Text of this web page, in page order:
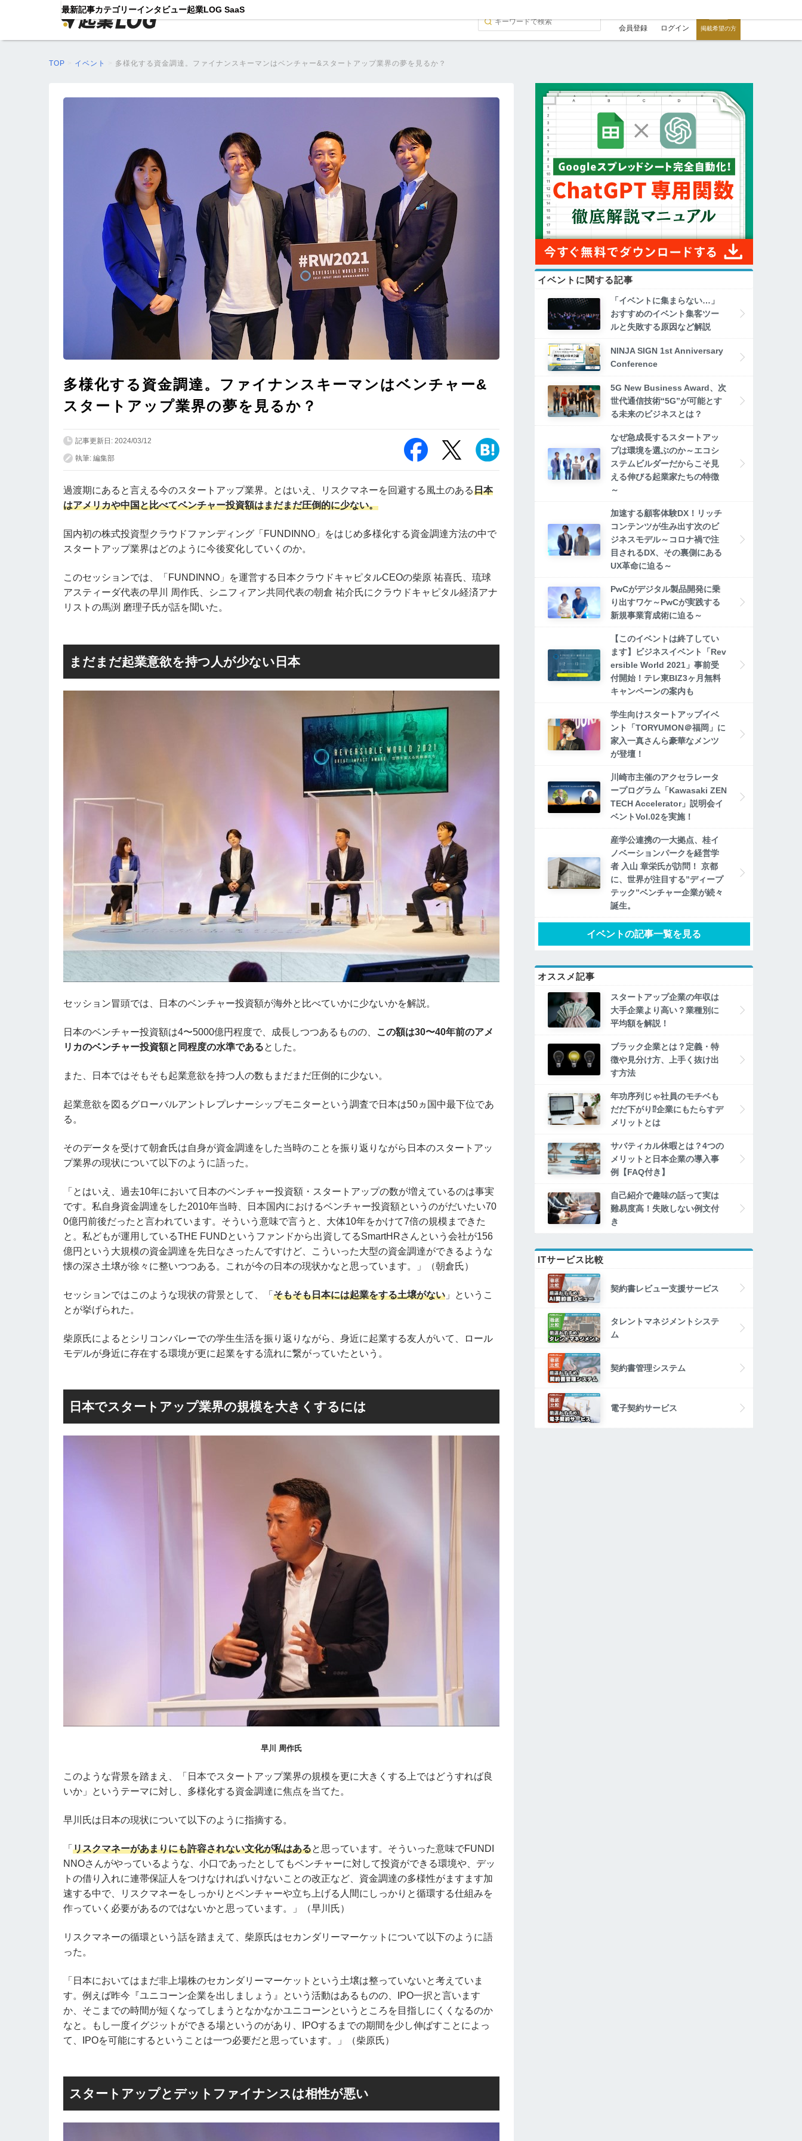
最新記事カテゴリーインタビュー起業LOG SaaS
会員登録 ログイン 掲載希望の方
TOP イベント 多様化する資金調達。ファイナンスキーマンはベンチャー&スタートアップ業界の夢を見るか？
多様化する資金調達。ファイナンスキーマンはベンチャー&
スタートアップ業界の夢を見るか？
記事更新日: 2024/03/12
執筆: 編集部
過渡期にあると言える今のスタートアップ業界。とはいえ、リスクマネーを回避する風土のある日本
はアメリカや中国と比べてベンチャー投資額はまだまだ圧倒的に少ない。
国内初の株式投資型クラウドファンディング「FUNDINNO」をはじめ多様化する資金調達方法の中で
スタートアップ業界はどのように今後変化していくのか。
このセッションでは、「FUNDINNO」を運営する日本クラウドキャピタルCEOの柴原 祐喜氏、琉球
アスティーダ代表の早川 周作氏、シニフィアン共同代表の朝倉 祐介氏にクラウドキャピタル経済アナ
リストの馬渕 磨理子氏が話を聞いた。
まだまだ起業意欲を持つ人が少ない日本
セッション冒頭では、日本のベンチャー投資額が海外と比べていかに少ないかを解説。
日本のベンチャー投資額は4〜5000億円程度で、成長しつつあるものの、
この額は30〜40年前のアメ
リカのベンチャー投資額と同程度の水準であるとした。
また、日本ではそもそも起業意欲を持つ人の数もまだまだ圧倒的に少ない。
起業意欲を図るグローバルアントレプレナーシップモニターという調査で日本は50ヵ国中最下位であ
る。
そのデータを受けて朝倉氏は自身が資金調達をした当時のことを振り返りながら日本のスタートアッ
プ業界の現状について以下のように語った。
「とはいえ、過去10年において日本のベンチャー投資額・スタートアップの数が増えているのは事実
です。私自身資金調達をした2010年当時、日本国内におけるベンチャー投資額というのがだいたい70
0億円前後だったと言われています。そういう意味で言うと、大体10年をかけて7倍の規模まできた
と。私どもが運用しているTHE FUNDというファンドから出資してるSmartHRさんという会社が156
億円という大規模の資金調達を先日なさったんですけど、こういった大型の資金調達ができるような
懐の深さ土壌が徐々に整いつつある。これが今の日本の現状かなと思っています。」（朝倉氏）
セッションではこのような現状の背景として、「 そもそも日本には起業をする土壌がない 」というこ
とが挙げられた。
柴原氏によるとシリコンバレーでの学生生活を振り返りながら、身近に起業する友人がいて、ロール
モデルが身近に存在する環境が更に起業をする流れに繋がっていたという。
日本でスタートアップ業界の規模を大きくするには
早川 周作氏
このような背景を踏まえ、「日本でスタートアップ業界の規模を更に大きくする上ではどうすれば良
いか」というテーマに対し、多様化する資金調達に焦点を当てた。
早川氏は日本の現状について以下のように指摘する。
「 リスクマネーがあまりにも許容されない文化が私はあると思っています。そういった意味でFUNDI
NNOさんがやっているような、小口であったとしてもベンチャーに対して投資ができる環境や、デッ
トの借り入れに連帯保証人をつけなければいけないことの改正など、資金調達の多様性がますます加
速する中で、リスクマネーをしっかりとベンチャーや立ち上げる人間にしっかりと循環する仕組みを
作っていく必要があるのではないかと思っています。」（早川氏）
リスクマネーの循環という話を踏まえて、柴原氏はセカンダリーマーケットについて以下のように語
った。
「日本においてはまだ非上場株のセカンダリーマーケットという土壌は整っていないと考えていま
す。例えば昨今『ユニコーン企業を出しましょう』という活動はあるものの、IPO一択と言います
か、そこまでの時間が短くなってしまうとなかなかユニコーンというところを目指しにくくなるのか
なと。もし一度イグジットができる場というのがあり、IPOするまでの期間を少し伸ばすことによっ
て、IPOを可能にするということは一つ必要だと思っています。」（柴原氏）
スタートアップとデットファイナンスは相性が悪い
イベントに関する記事
「イベントに集まらない…」
おすすめのイベント集客ツー
ルと失敗する原因など解説
NINJA SIGN 1st Anniversary
Conference
5G New Business Award、次
世代通信技術“5G”が可能とす
る未来のビジネスとは？
なぜ急成長するスタートアッ
プは環境を選ぶのか～エコシ
ステムビルダーだからこそ見
える伸びる起業家たちの特徴
～
加速する顧客体験DX！リッチ
コンテンツが生み出す次のビ
ジネスモデル～コロナ禍で注
目されるDX、その裏側にある
UX革命に迫る～
PwCがデジタル製品開発に乗
り出すワケ～PwCが実践する
新規事業育成術に迫る～
【このイベントは終了してい
ます】ビジネスイベント「Rev
ersible World 2021」事前受
付開始！テレ東BIZ3ヶ月無料
キャンペーンの案内も
学生向けスタートアップイベ
ント「TORYUMON＠福岡」に
家入一真さんら豪華なメンツ
が登壇！
川崎市主催のアクセラレータ
ープログラム「Kawasaki ZEN
TECH Accelerator」説明会イ
ベントVol.02を実施！
産学公連携の一大拠点、桂イ
ノベーションパークを経営学
者 入山 章栄氏が訪問！ 京都
に、世界が注目する”ディープ
テック”ベンチャー企業が続々
誕生。
イベントの記事一覧を見る
オススメ記事
スタートアップ企業の年収は
大手企業より高い？業種別に
平均額を解説！
ブラック企業とは？定義・特
徴や見分け方、上手く抜け出
す方法
年功序列じゃ社員のモチベも
だだ下がり⁉企業にもたらすデ
メリットとは
サバティカル休暇とは？4つの
メリットと日本企業の導入事
例【FAQ付き】
自己紹介で趣味の話って実は
難易度高！失敗しない例文付
き
ITサービス比較
契約書レビュー支援サービス
タレントマネジメントシステ
ム
契約書管理システム
電子契約サービス